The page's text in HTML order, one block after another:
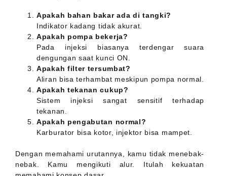
Apakah bahan bakar ada di tangki?
Indikator kadang tidak akurat.
Apakah pompa bekerja?
Pada injeksi biasanya terdengar suara
dengungan saat kunci ON.
Apakah filter tersumbat?
Aliran bisa terhambat meskipun pompa normal.
Apakah tekanan cukup?
Sistem injeksi sangat sensitif terhadap
tekanan.
Apakah pengabutan normal?
Karburator bisa kotor, injektor bisa mampet.
Dengan memahami urutannya, kamu tidak menebak-
nebak. Kamu mengikuti alur. Itulah kekuatan